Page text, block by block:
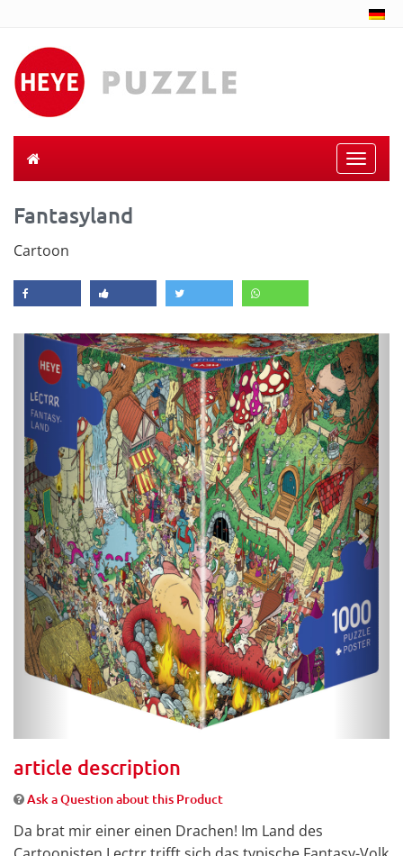
Toggle
Fantasyland
Cartoon
Previous Next
article description
Ask a Question about this Product
Da brat mir einer einen Drachen! Im Land des